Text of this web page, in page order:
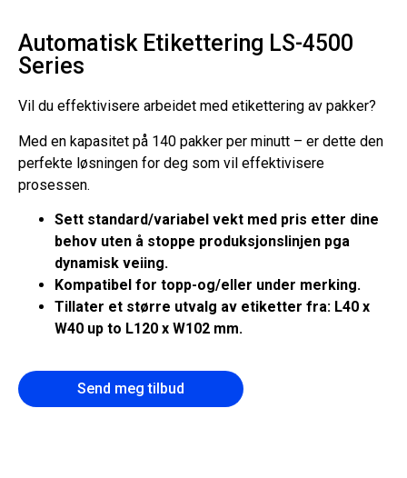
Automatisk Etikettering LS-4500
Series
Vil du effektivisere arbeidet med etikettering av pakker?
Med en kapasitet på 140 pakker per minutt – er dette den
perfekte løsningen for deg som vil effektivisere
prosessen.
Sett standard/variabel vekt med pris etter dine
behov uten å stoppe produksjonslinjen pga
dynamisk veiing.
Kompatibel for topp-og/eller under merking.
Tillater et større utvalg av etiketter fra: L40 x
W40 up to L120 x W102 mm.
Send meg tilbud